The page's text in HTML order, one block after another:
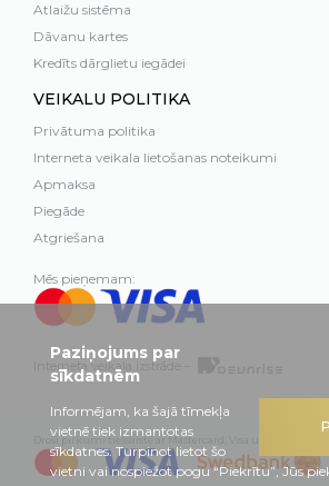
Atlaižu sistēma
Dāvanu kartes
Kredīts dārglietu iegādei
VEIKALU POLITIKA
Privātuma politika
Interneta veikala lietošanas noteikumi
Apmaksa
Piegāde
Atgriešana
Mēs pieņemam:
Interneta veikala izstrāde –
Droši pirkumi tiešsaistē ar Mastercard, Visa un Swedbank
Paziņojums par
sīkdatnēm
Informējam, ka šajā tīmekļa
vietnē tiek izmantotas
sīkdatnes. Turpinot lietot šo
vietni vai nospiežot pogu “Piekrītu”, Jūs